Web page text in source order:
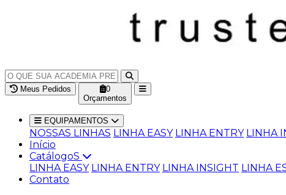
Meus Pedidos
0
Orçamentos
EQUIPAMENTOS
NOSSAS LINHAS LINHA EASY LINHA ENTRY LINHA
Início
CatálogoS
LINHA EASY LINHA ENTRY LINHA INSIGHT LINHA
Contato